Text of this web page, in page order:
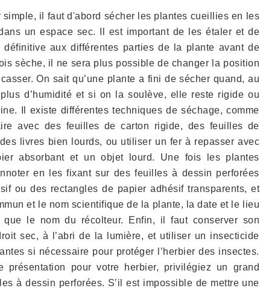
simple, il faut d'abord sécher les plantes cueillies en les
un espace sec. Il est important de les étaler et de
définitive aux différentes parties de la plante avant de
sèche, il ne sera plus possible de changer la position
On sait qu’une plante a fini de sécher quand, au
d’humidité et si on la soulève, elle reste rigide ou
Il existe différentes techniques de séchage, comme
avec des feuilles de carton rigide, des feuilles de
livres bien lourds, ou utiliser un fer à repasser avec
absorbant et un objet lourd. Une fois les plantes
en les fixant sur des feuilles à dessin perforées
ou des rectangles de papier adhésif transparents, et
et le nom scientifique de la plante, la date et le lieu
le nom du récolteur. Enfin, il faut conserver son
sec, à l’abri de la lumière, et utiliser un insecticide
si nécessaire pour protéger l’herbier des insectes.
présentation pour votre herbier, privilégiez un grand
à dessin perforées. S’il est impossible de mettre une